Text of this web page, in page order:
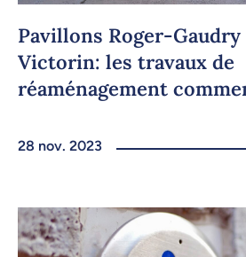
Pavillons Roger-
Victorin: les travaux de
réaménagement
28 nov. 2023